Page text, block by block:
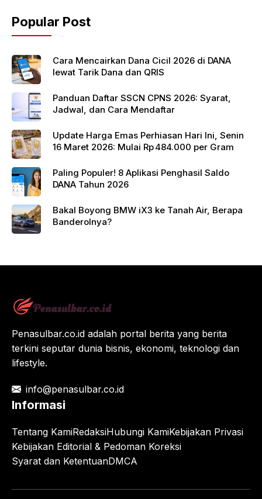
o
o
k
p
p
Popular Post
Cara Mencairkan Dana Cicil 2026 di DANA
lewat Tarik Dana dan QRIS
Panduan Daftar SSCN CPNS 2026: Syarat,
Jadwal, dan Cara Mendaftar
Update Harga Emas Perhiasan Hari Ini, Senin
16 Maret 2026: Mulai Rp 484.000 per Gram
Paling Populer! 8 Aplikasi Penghasil Saldo
DANA Tahun 2026
Bakal Boyong BMW iX3 ke Tanah Air, Berapa
Banderolnya?
Penasulbar.co.id adalah portal berita yang berita
terkini seputar dunia bisnis, ekonomi, teknologi dan
lifestyle.
info@penasulbar.co.id
Informasi
Tentang KamiRedaksiHubungi KamiKebijakan Privasi
Kebijakan Editorial & Pedoman Koreksi
Syarat dan KetentuanDMCA